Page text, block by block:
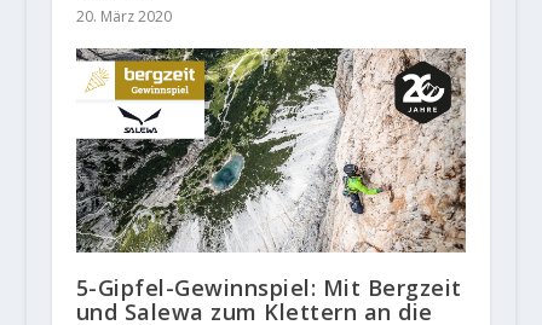
20. März 2020
5-Gipfel-Gewinnspiel: Mit Bergzeit
und Salewa zum Klettern an die